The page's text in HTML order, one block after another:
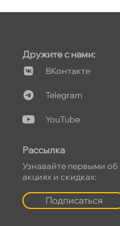
Дружите с нами:
Контакте
Telegram
YouTube
Рассылка
Узнавайте первыми о
акциях и скидках:
Подписаться